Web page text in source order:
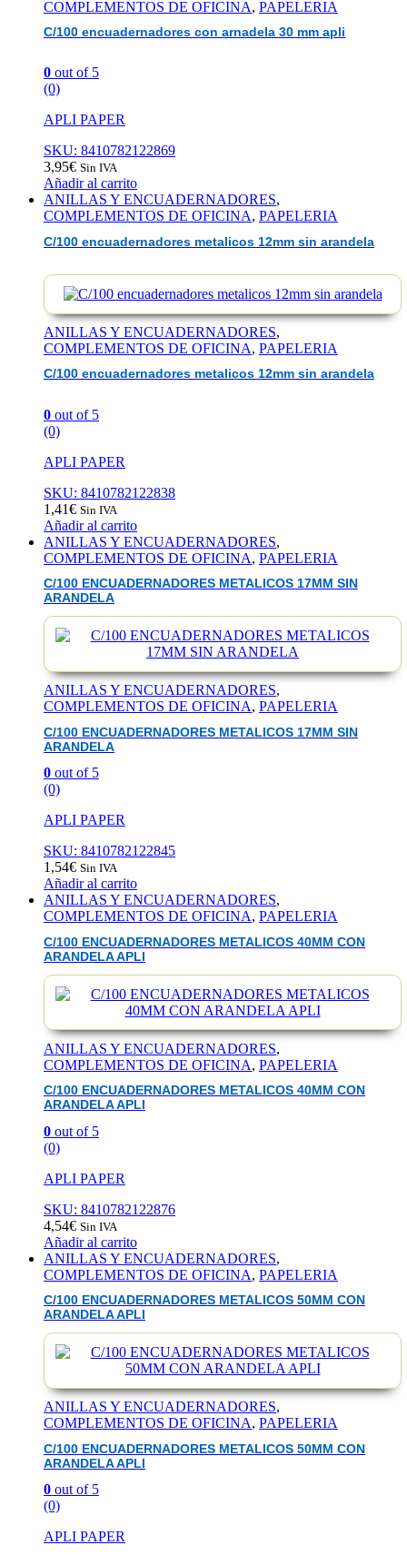
COMPLEMENTOS DE OFICINA, PAPELERIA
C/100 encuadernadores con arnadela 30 mm apli
0 out of 5
(0)
APLI PAPER
SKU: 8410782122869
3,95€ Sin IVA
Añadir al carrito
ANILLAS Y ENCUADERNADORES,
COMPLEMENTOS DE OFICINA, PAPELERIA
C/100 encuadernadores metalicos 12mm sin arandela
ANILLAS Y ENCUADERNADORES,
COMPLEMENTOS DE OFICINA, PAPELERIA
C/100 encuadernadores metalicos 12mm sin arandela
0 out of 5
(0)
APLI PAPER
SKU: 8410782122838
1,41€ Sin IVA
Añadir al carrito
ANILLAS Y ENCUADERNADORES,
COMPLEMENTOS DE OFICINA, PAPELERIA
C/100 ENCUADERNADORES METALICOS 17MM SIN
ARANDELA
ANILLAS Y ENCUADERNADORES,
COMPLEMENTOS DE OFICINA, PAPELERIA
C/100 ENCUADERNADORES METALICOS 17MM SIN
ARANDELA
0 out of 5
(0)
APLI PAPER
SKU: 8410782122845
1,54€ Sin IVA
Añadir al carrito
ANILLAS Y ENCUADERNADORES,
COMPLEMENTOS DE OFICINA, PAPELERIA
C/100 ENCUADERNADORES METALICOS 40MM CON
ARANDELA APLI
ANILLAS Y ENCUADERNADORES,
COMPLEMENTOS DE OFICINA, PAPELERIA
C/100 ENCUADERNADORES METALICOS 40MM CON
ARANDELA APLI
0 out of 5
(0)
APLI PAPER
SKU: 8410782122876
4,54€ Sin IVA
Añadir al carrito
ANILLAS Y ENCUADERNADORES,
COMPLEMENTOS DE OFICINA, PAPELERIA
C/100 ENCUADERNADORES METALICOS 50MM CON
ARANDELA APLI
ANILLAS Y ENCUADERNADORES,
COMPLEMENTOS DE OFICINA, PAPELERIA
C/100 ENCUADERNADORES METALICOS 50MM CON
ARANDELA APLI
0 out of 5
(0)
APLI PAPER